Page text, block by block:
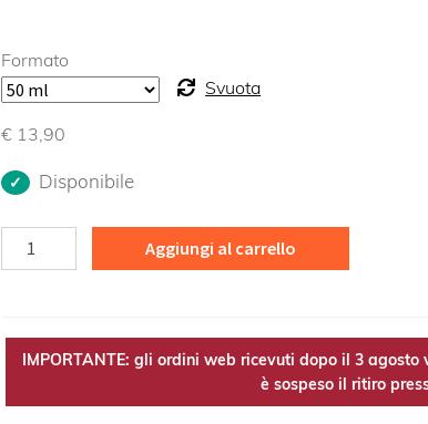
Formato
Svuota
€ 13,90
Disponibile
Biancospino
TM
Aggiungi al carrello
IMPORTANTE: gli ordini web ricevuti dopo il 3
è sospeso il ritiro